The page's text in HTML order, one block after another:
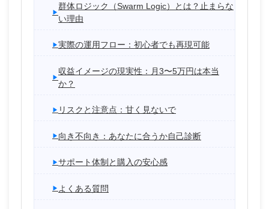
群体ロジック（Swarm Logic）とは？止まらな
い理由
実際の運用フロー：初心者でも再現可能
収益イメージの現実性：月3〜5万円は本当
か？
リスクと注意点：甘く見ないで
向き不向き：あなたに合うか自己診断
サポート体制と購入の安心感
よくある質問